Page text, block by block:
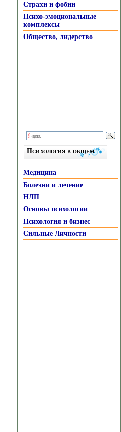
Страхи и фобии
Психо-эмоциональные
комплексы
Общество, лидерство
Психология в общем
Медицина
Болезни и лечение
НЛП
Основы психологии
Психология и бизнес
Сильные Личности